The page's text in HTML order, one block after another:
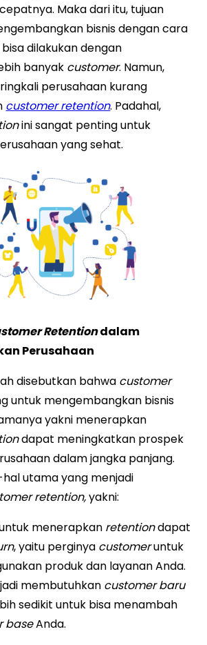
Maka dari itu, tujuan
bisnis dengan cara
dilakukan dengan
banyak customer. Namun,
perusahaan kurang
customer retention. Padahal,
ini sangat penting untuk
yang sehat.
Retentiondalam
Perusahaan
disebutkan bahwa customer
untuk mengembangkan bisnis
yakni menerapkan
dapat meningkatkan prospek
dalam jangka panjang.
utama yang menjadi
retention,yakni:
menerapkan retentiondapat
, yaitu perginya customeruntuk
produk dan layanan Anda.
membutuhkan customer baru
sedikit untuk bisa menambah
baseAnda.